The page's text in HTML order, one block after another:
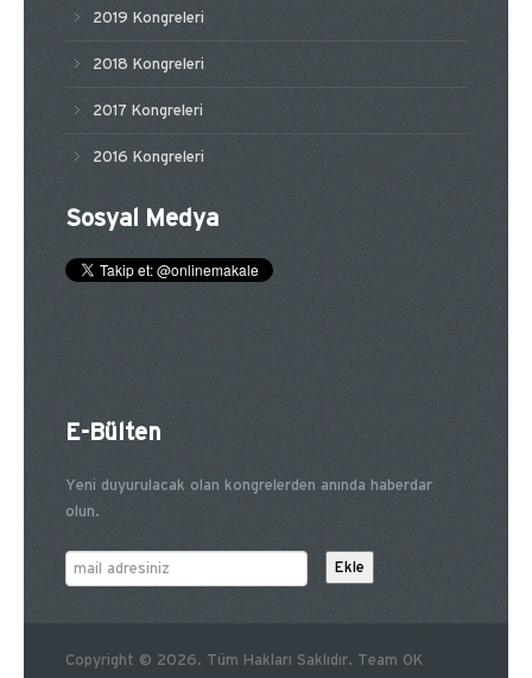
2019 Kongreleri
2018 Kongreleri
2017 Kongreleri
2016 Kongreleri
Sosyal Medya
E-Bülten
Yeni duyurulacak olan kongrelerden anında haberdar
olun.
Copyright © 2026. Tüm Hakları Saklıdır. Team OK